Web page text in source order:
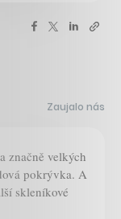
Zaujalo nás
značně velkých
pokrývka. A
skleníkové